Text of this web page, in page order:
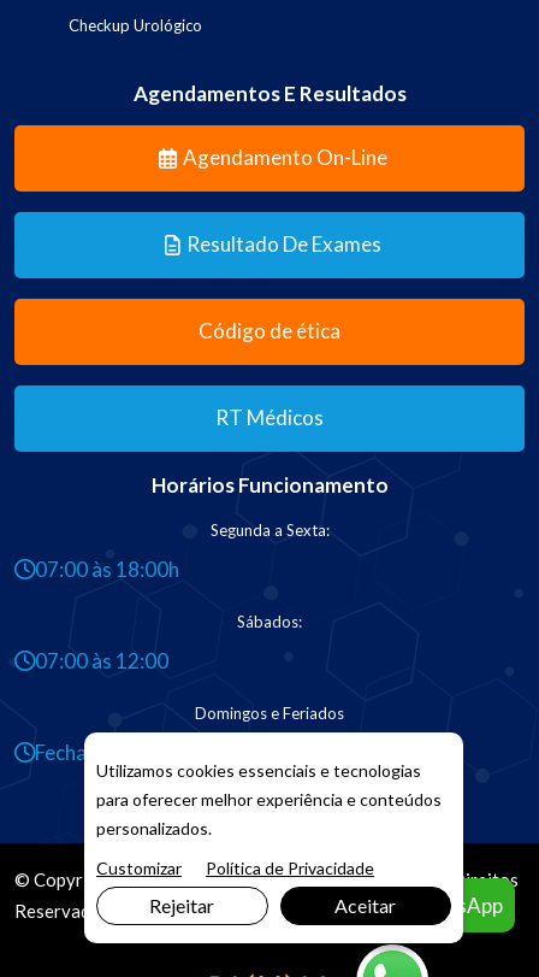
Checkup Urológico
Agendamentos E Resultados
Agendamento On-Line
Resultado De Exames
Código de ética
RT Médicos
Horários Funcionamento
Segunda a Sexta:
07:00 às 18:00h
Sábados:
07:00 às 12:00
Domingos e Feriados
Fechado
© Copyright 2026. DIVIAMarketing Digital. Todos os Direitos
Reservados
Agendar pelo WhatsApp
Utilizamos cookies essenciais e tecnologias
para oferecer melhor experiência e conteúdos
personalizados.
Customizar
Política de Privacidade
Rejeitar Aceitar